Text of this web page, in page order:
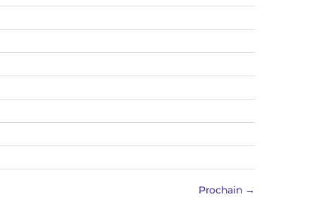
Prochain →